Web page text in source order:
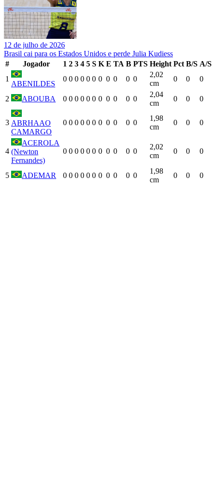
12 de julho de 2026
Brasil cai para os Estados Unidos e perde Julia Kudiess
#
Jogador 1 2 3 4 5 S K E TA B PTS Height Pct B/S A/S
1
ABENILDES
0 0 0 0 0 0 0 0 0 0 0
2,02
cm
0 0 0
2 ABOUBA 0 0 0 0 0 0 0 0 0 0 0
2,04
cm
0 0 0
3 ABRHAAO
CAMARGO
0 0 0 0 0 0 0 0 0 0 0
1,98
cm
0 0 0
4
ACEROLA
(Newton
Fernandes)
0 0 0 0 0 0 0 0 0 0 0
2,02
cm
0 0 0
5 ADEMAR 0 0 0 0 0 0 0 0 0 0 0
1,98
cm
0 0 0